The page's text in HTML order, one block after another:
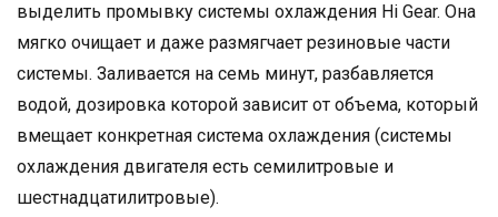
выделить промывку системы охлаждения Hi Gear. Она
мягко очищает и даже размягчает резиновые части
системы. Заливается на семь минут, разбавляется
водой, дозировка которой зависит от объема, который
вмещает конкретная система охлаждения (системы
охлаждения двигателя есть семилитровые и
шестнадцатилитровые).